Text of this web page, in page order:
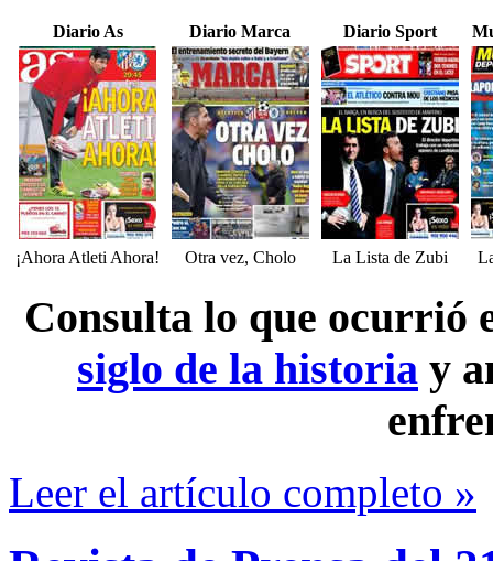
Diario As Diario Marca Diario Sport
¡Ahora Atleti Ahora! Otra vez, Cholo La Lista de Zubi
Consulta lo que ocurrió
siglo de la historia y
Leer el artículo completo »